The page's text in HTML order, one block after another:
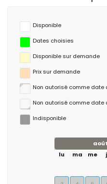
Disponible
Dates choisies
Disponible sur demande
Prix ​​sur demande
Non autorisé comme date
Non autorisé comme date
Indisponible
lu
ma me